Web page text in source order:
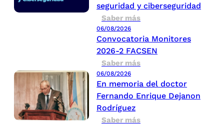
seguridad y ciberseguridad
Saber más
06/08/2026
Convocatoria Monitores
2026-2 FACSEN
Saber más
06/08/2026
En memoria del doctor
Fernando Enrique Dejanon
Rodríguez
Saber más